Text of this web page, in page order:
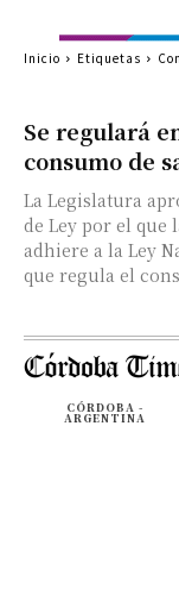
Se regulará
consumo de
La Legislatura
de Ley por el que
adhiere a la Ley
que regula el
Inicio Etiquetas
CÓRDOBA -
ARGENTINA